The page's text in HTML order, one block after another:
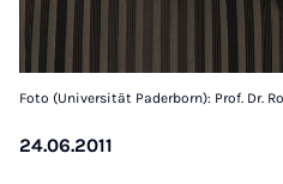
Foto (Universität Paderborn): Prof. Dr.
24.06.2011